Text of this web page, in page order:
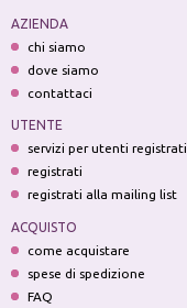
AZIENDA
chi siamo
dove siamo
contattaci
UTENTE
servizi per utenti registrati
registrati
registrati alla mailing list
ACQUISTO
come acquistare
spese di spedizione
FAQ